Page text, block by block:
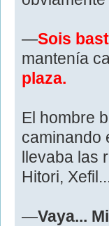
—Sois
mantenía
plaza.
El hombre
caminando
llevaba las
Hitori,
—Vaya...